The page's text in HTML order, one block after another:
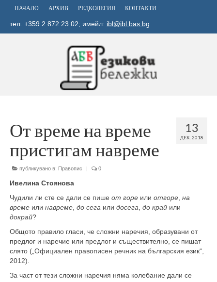
НАЧАЛО АРХИВ РЕДКОЛЕГИЯ КОНТАКТИ
тел. +359 2 872 23 02; имейл: ibl@ibl.bas.bg
13
ДЕК. 2018
От време на време
пристигам навреме
публикувано в: Правопис | 0
Ивелина Стоянова
Чудили ли сте се дали се пише от горе или отгоре на
време или навреме до сега или досега до край или
докрай?
Общото правило гласи, че сложни наречия, образувани от
предлог и наречие или предлог и съществително, се пишат
слято („Официален правописен речник на българския език“,
2012).
За част от тези сложни наречия няма колебание дали се